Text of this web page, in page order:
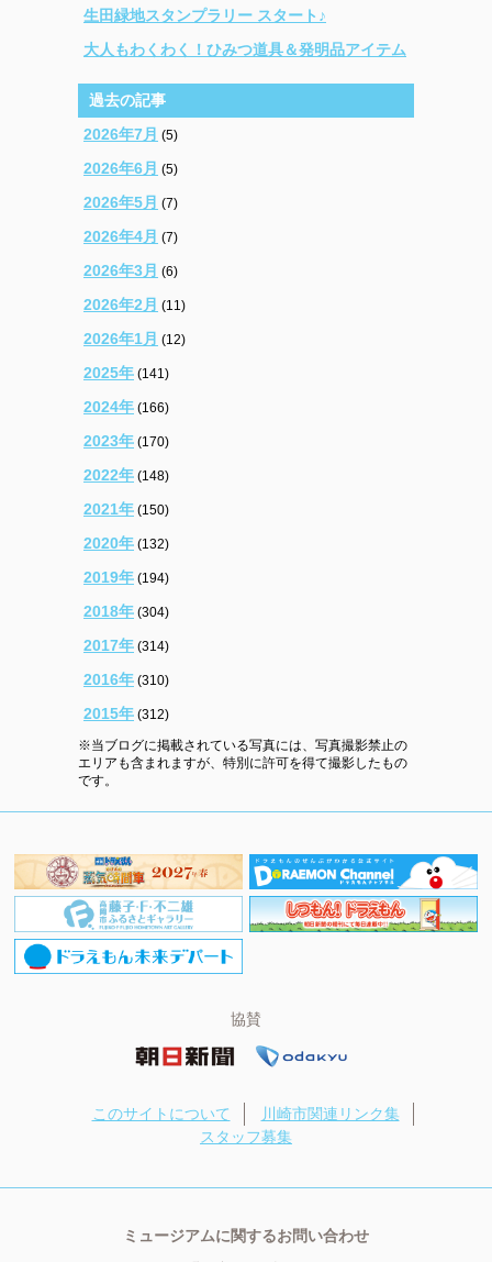
生田緑地スタンプラリー スタート♪
大人もわくわく！ひみつ道具＆発明品アイテム
過去の記事
2026年7月 (5)
2026年6月 (5)
2026年5月 (7)
2026年4月 (7)
2026年3月 (6)
2026年2月 (11)
2026年1月 (12)
2025年 (141)
2024年 (166)
2023年 (170)
2022年 (148)
2021年 (150)
2020年 (132)
2019年 (194)
2018年 (304)
2017年 (314)
2016年 (310)
2015年 (312)
※当ブログに掲載されている写真には、写真撮影禁止の
エリアも含まれますが、特別に許可を得て撮影したもの
です。
協賛
このサイトについて
川崎市関連リンク集
スタッフ募集
ミュージアムに関するお問い合わせ